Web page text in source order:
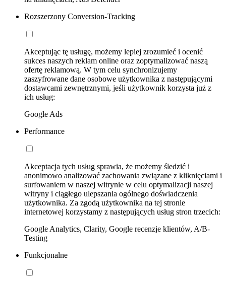
Rozszerzony Conversion-Tracking
Akceptując tę usługę, możemy lepiej zrozumieć i ocenić
sukces naszych reklam online oraz zoptymalizować naszą
ofertę reklamową. W tym celu synchronizujemy
zaszyfrowane dane osobowe użytkownika z następującymi
dostawcami zewnętrznymi, jeśli użytkownik korzysta już z
ich usług:
Google Ads
Performance
Akceptacja tych usług sprawia, że możemy śledzić i
anonimowo analizować zachowania związane z kliknięciami i
surfowaniem w naszej witrynie w celu optymalizacji naszej
witryny i ciągłego ulepszania ogólnego doświadczenia
użytkownika. Za zgodą użytkownika na tej stronie
internetowej korzystamy z następujących usług stron trzecich:
Google Analytics, Clarity, Google recenzje klientów, A/B-
Testing
Funkcjonalne